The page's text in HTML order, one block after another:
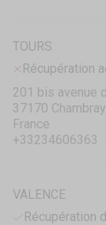
TOURS
Récupération
201 bis avenue
37170
France
+33234606363
VALENCE
Récupération